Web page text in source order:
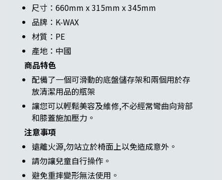
尺寸：660mm x 315mm x 345mm
品牌：K-WAX
材質：PE
產地：中國
商品特色
配備了一個可滑動的底盤儲存架和兩個用於存
放清潔用品的瓶架
讓您可以輕鬆美容及維修,不必經常彎曲向背部
和膝蓋施加壓力。
注意事項
遠離火源,勿站立於椅面上以免造成意外。
請勿讓兒童自行操作。
避免重摔變形無法使用。